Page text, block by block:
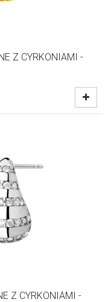
Z CYRKONIAMI -
Z CYRKONIAMI -